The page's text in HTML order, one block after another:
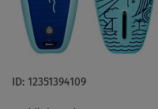
ID: 12351394109